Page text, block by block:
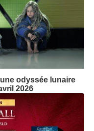
odyssée lunaire
2026